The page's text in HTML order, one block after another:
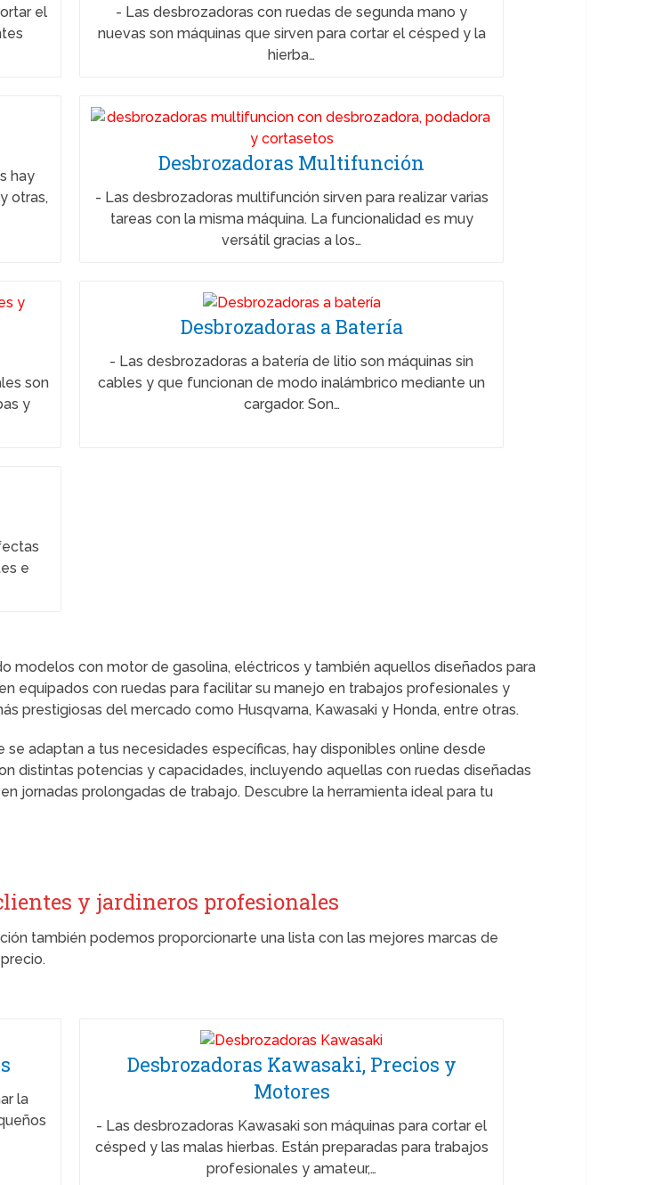
el
- Las desbrozadoras con ruedas de segunda mano y
nuevas son máquinas que sirven para cortar el césped y la
hierba…
hay
otras,
Desbrozadoras Multifunción
- Las desbrozadoras multifunción sirven para realizar varias
tareas con la misma máquina. La funcionalidad es muy
versátil gracias a los…
son
y
Desbrozadoras a Batería
- Las desbrozadoras a batería de litio son máquinas sin
cables y que funcionan de modo inalámbrico mediante un
cargador. Son…
e
modelos con motor de gasolina, eléctricos y también aquellos diseñados para
equipados con ruedas para facilitar su manejo en trabajos profesionales y
prestigiosas del mercado como Husqvarna, Kawasaki y Honda, entre otras.
adaptan a tus necesidades específicas, hay disponibles online desde
distintas potencias y capacidades, incluyendo aquellas con ruedas diseñadas
jornadas prolongadas de trabajo. Descubre la herramienta ideal para tu
y jardineros profesionales
también podemos proporcionarte una lista con las mejores marcas de
la
Desbrozadoras Kawasaki, Precios y
Motores
- Las desbrozadoras Kawasaki son máquinas para cortar el
césped y las malas hierbas. Están preparadas para trabajos
profesionales y amateur,…